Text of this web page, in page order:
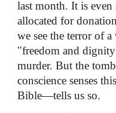
last month. It is even
allocated for
we see the terror of
"freedom and
murder. But the
conscience senses
Bible—tells us so.